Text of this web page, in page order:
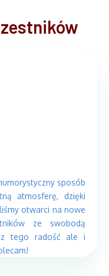
sposób
atmosferę, dzięki
otwarci na nowe
ze swobodą
z tego radość ale i